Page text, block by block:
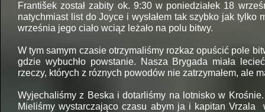
František został zabity ok. 9:30 w poniedziałek 18
natychmiast list do Joyce i wysłałem tak szybko jak
września jego ciało wciąz leżało na polu bitwy.
W tym samym czasie otrzymaliśmy rozkaz opuścić pole
gdzie wybuchło powstanie. Nasza Brygada miała
rzeczy, których z róznych powodów nie zatrzymałem, ale
Wyjechaliśmy z Beska i dotarliśmy na lotnisko w
Mieliśmy wystarczająco czasu abym ja i kapitan